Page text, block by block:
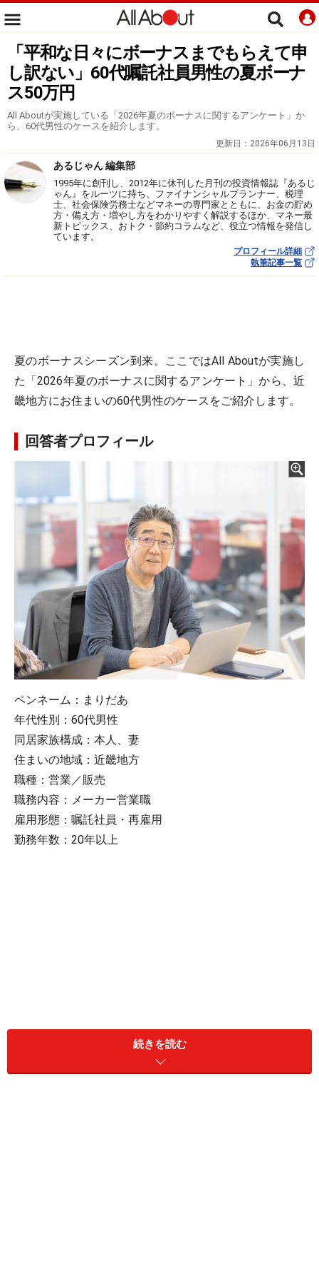
「平和な日々にボーナスまでもらえて申
し訳ない」60代嘱託社員男性の夏ボーナ
ス50万円
All Aboutが実施している「2026年夏のボーナスに関するアンケート」か
ら、60代男性のケースを紹介します。
更新日： 2026年06月13日
あるじゃん 編集部
1995年に創刊し、2012年に休刊した月刊の投資情報誌『あるじ
ゃん』をルーツに持ち、ファイナンシャルプランナー、税理
士、社会保険労務士などマネーの専門家とともに、お金の貯め
方・備え方・増やし方をわかりやすく解説するほか、マネー最
新トピックス、おトク・節約コラムなど、役立つ情報を発信し
ています。
プロフィール詳細
執筆記事一覧
夏のボーナスシーズン到来。ここではAll Aboutが実施し
た「2026年夏のボーナスに関するアンケート」から、近
畿地方にお住まいの60代男性のケースをご紹介します。
回答者プロフィール
ペンネーム：まりだあ
年代性別：60代男性
同居家族構成：本人、妻
住まいの地域：近畿地方
職種：営業／販売
職務内容：メーカー営業職
雇用形態：嘱託社員・再雇用
勤務年数：20年以上
世帯年収：本人500万円、配偶者150万円
続きを読む